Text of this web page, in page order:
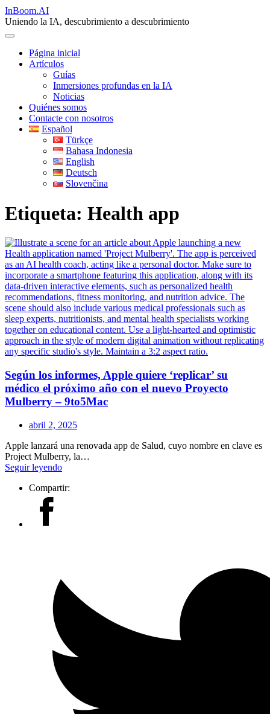
InBoom.AI
Uniendo la IA, descubrimiento a descubrimiento
Página inicial
Artículos
Guías
Inmersiones profundas en la IA
Noticias
Quiénes somos
Contacte con nosotros
Español
Türkçe
Bahasa Indonesia
English
Deutsch
Slovenčina
Etiqueta: Health app
Según los informes, Apple quiere ‘replicar’ su
médico el próximo año con el nuevo Proyecto
Mulberry – 9to5Mac
abril 2, 2025
Apple lanzará una renovada app de Salud, cuyo nombre en clave es
Project Mulberry, la…
Seguir leyendo
Compartir: